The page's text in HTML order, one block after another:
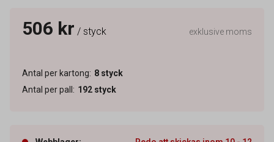
506 kr / styck exklusive moms
Antal per kartong: 8 styck
Antal per pall : 192 styck